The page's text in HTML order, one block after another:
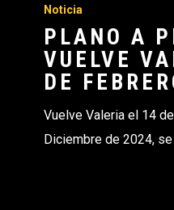
Noticia
PLANO A
VUELVE
DE
Vuelve Valeria el 14
Diciembre de 2024,